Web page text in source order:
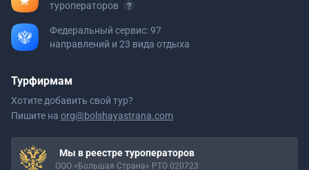
туроператоров
Федеральный сервис: 97
направлений и 23 вида отдыха
Турфирмам
Хотите добавить свой тур?
Пишите на org@bolshayastrana.com
Мы в реестре туроператоров
ООО «Большая Страна» РТО 020723